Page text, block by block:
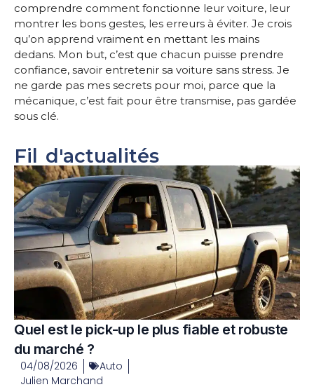
comprendre comment fonctionne leur voiture, leur
montrer les bons gestes, les erreurs à éviter. Je crois
qu’on apprend vraiment en mettant les mains
dedans. Mon but, c’est que chacun puisse prendre
confiance, savoir entretenir sa voiture sans stress. Je
ne garde pas mes secrets pour moi, parce que la
mécanique, c’est fait pour être transmise, pas gardée
sous clé.
Fil d'actualités
Quel est le pick-up le plus fiable et robuste
du marché ?
04/08/2026
Auto
Julien Marchand